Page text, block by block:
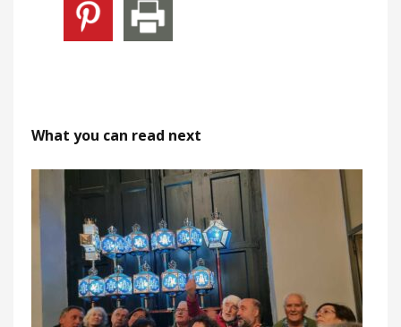
What you can read next